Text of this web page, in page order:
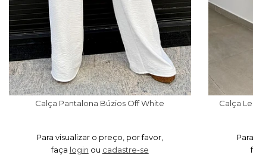
Calça Pantalona Búzios Off White
Para visualizar o preço, por favor,
faça login ou cadastre-se
Calça